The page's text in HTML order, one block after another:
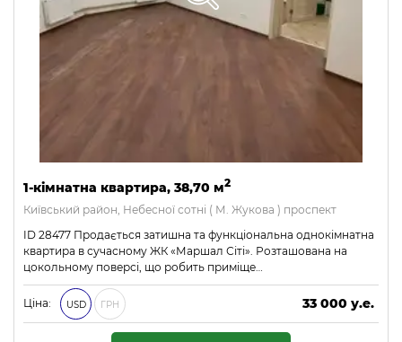
1-кімнатна квартира, 38,70 м2
Київський район, Небесної сотні ( М. Жукова ) проспект
ID 28477 Продається затишна та функціональна однокімнатна
квартира в сучасному ЖК «Маршал Сіті». Розташована на
цокольному поверсі, що робить приміще…
Ціна: USD ГРН
33 000 у.е.
1 419 000 ₴